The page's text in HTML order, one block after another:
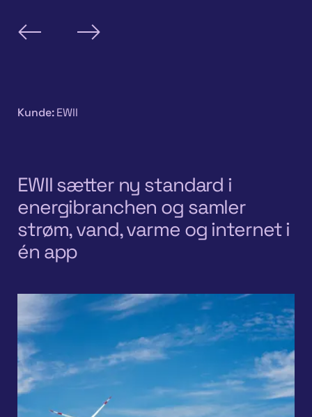
Kunde:EWII
EWII sætter ny standard i
energibranchen og samler
strøm, vand, varme og internet i
én app